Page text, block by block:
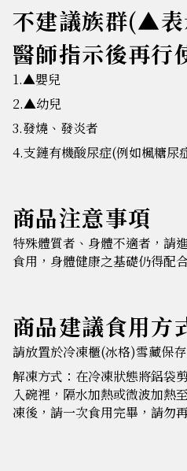
不建議族群(▲表
醫師指示後再行
1.▲嬰兒
2.▲幼兒
3.發燒、發炎者
4.支鏈有機酸尿症(例如楓糖尿
商品注意事項
特殊體質者、身體不適者，請
食用，身體健康之基礎仍得配
商品建議食用方
請放置於冷凍櫃(冰格)雪藏保存
解凍方式：在冷凍狀態將鋁袋
入碗裡，隔水加熱或微波加熱
凍後，請一次食用完畢，請勿